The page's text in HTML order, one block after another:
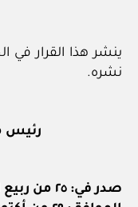
ينشر هذا القرار في
نشره.
رئيس
صدر في: ٢٥ من ربيع الآخر ١٤٤٦هـ